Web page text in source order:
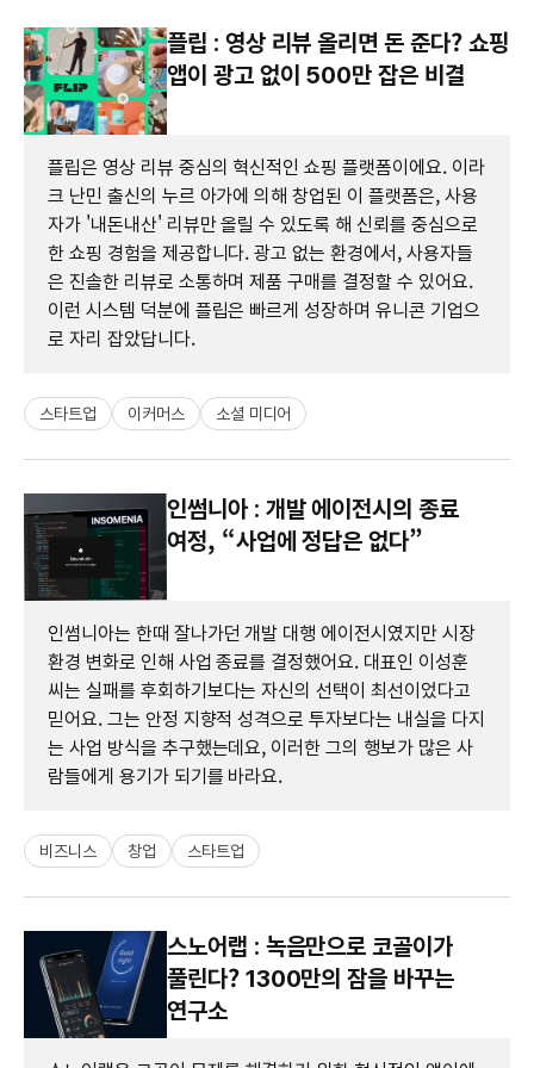
플립 : 영상 리뷰 올리면 돈 준다? 쇼핑
앱이 광고 없이 500만 잡은 비결
플립은 영상 리뷰 중심의 혁신적인 쇼핑 플랫폼이에요. 이라
크 난민 출신의 누르 아가에 의해 창업된 이 플랫폼은, 사용
자가 '내돈내산' 리뷰만 올릴 수 있도록 해 신뢰를 중심으로
한 쇼핑 경험을 제공합니다. 광고 없는 환경에서, 사용자들
은 진솔한 리뷰로 소통하며 제품 구매를 결정할 수 있어요.
이런 시스템 덕분에 플립은 빠르게 성장하며 유니콘 기업으
로 자리 잡았답니다.
스타트업 이커머스 소셜 미디어
인썸니아 : 개발 에이전시의 종료
여정, “사업에 정답은 없다”
인썸니아는 한때 잘나가던 개발 대행 에이전시였지만 시장
환경 변화로 인해 사업 종료를 결정했어요. 대표인 이성훈
씨는 실패를 후회하기보다는 자신의 선택이 최선이었다고
믿어요. 그는 안정 지향적 성격으로 투자보다는 내실을 다지
는 사업 방식을 추구했는데요, 이러한 그의 행보가 많은 사
람들에게 용기가 되기를 바라요.
비즈니스 창업 스타트업
스노어랩 : 녹음만으로 코골이가
풀린다? 1300만의 잠을 바꾸는
연구소